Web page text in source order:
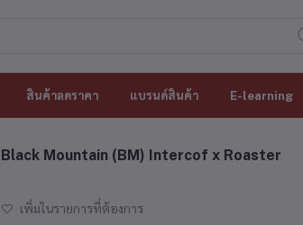
สินค้าลดราคา แบรนด์สินค้า E-learning
Black Mountain (BM) Intercof x Roaster
เพิ่มในรายการที่ต้องการ